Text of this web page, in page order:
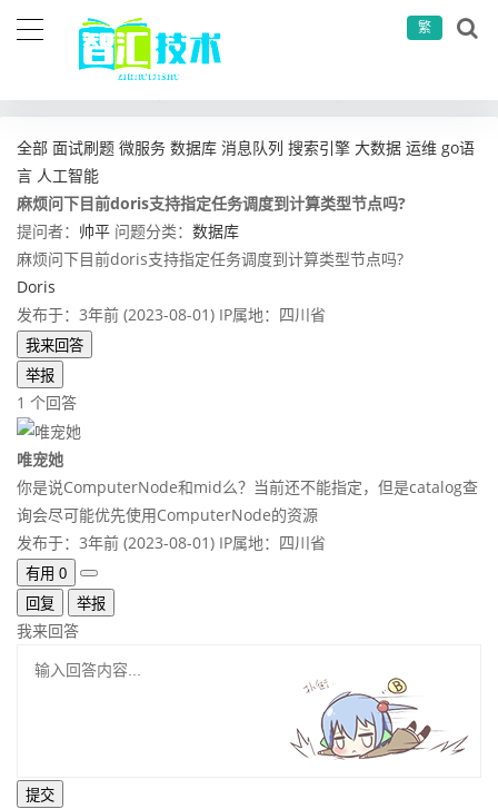
繁
全部 面试刷题 微服务 数据库 消息队列 搜索引擎 大数据 运维 go语
言 人工智能
麻烦问下目前doris支持指定任务调度到计算类型节点吗?
提问者： 帅平 问题分类： 数据库
麻烦问下目前doris支持指定任务调度到计算类型节点吗?
Doris
发布于：3年前 (2023-08-01) IP属地：四川省
我来回答
举报
1 个回答
唯宠她
你是说ComputerNode和mid么？当前还不能指定，但是catalog查
询会尽可能优先使用ComputerNode的资源
发布于：3年前 (2023-08-01) IP属地：四川省
有用 0
回复
举报
我来回答